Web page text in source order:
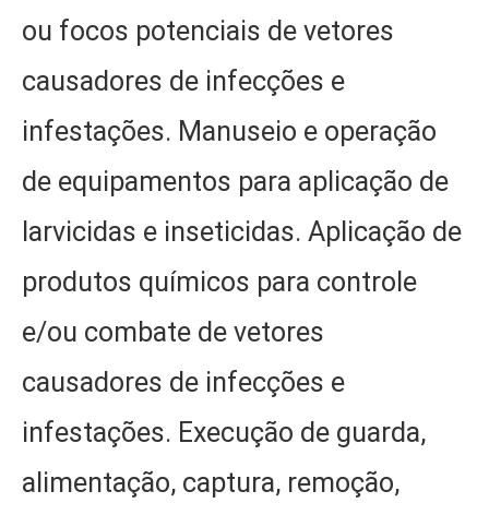
ou focos potenciais de vetores
causadores de infecções e
infestações. Manuseio e operação
de equipamentos para aplicação de
larvicidas e inseticidas. Aplicação de
produtos químicos para controle
e/ou combate de vetores
causadores de infecções e
infestações. Execução de guarda,
alimentação, captura, remoção,